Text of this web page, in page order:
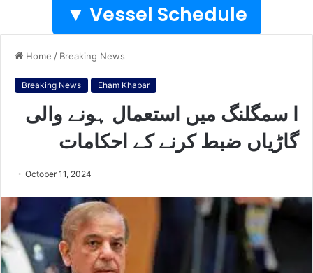
Vessel Schedule ▼
Home / Breaking News
Breaking News Eham Khabar
ا سمگلنگ میں استعمال ہونے والی
گاڑیاں ضبط کرنے کے احکامات
October 11, 2024